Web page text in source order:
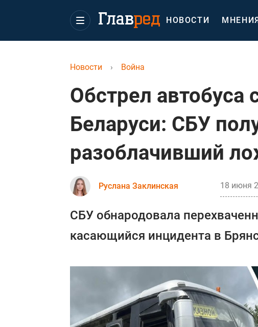
НОВОСТИ
Новости › Война
Обстрел автобуса
Беларуси: СБУ
разоблачивший
Руслана Заклинская 18 июня
СБУ обнародовала
касающийся инцидента в